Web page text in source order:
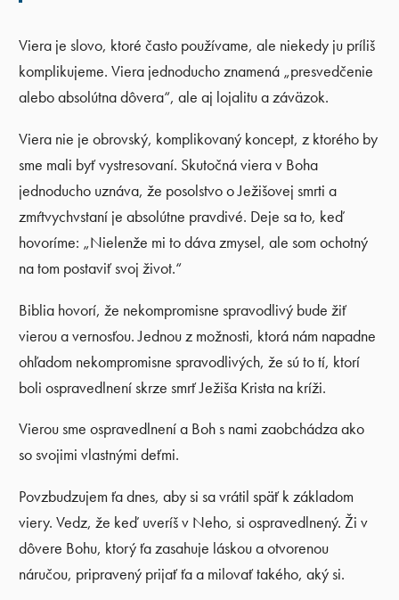
Viera je slovo, ktoré často používame, ale niekedy ju príliš
komplikujeme. Viera jednoducho znamená „presvedčenie
alebo absolútna dôvera“, ale aj lojalitu a záväzok.
Viera nie je obrovský, komplikovaný koncept, z ktorého by
sme mali byť vystresovaní. Skutočná viera v Boha
jednoducho uznáva, že posolstvo o Ježišovej smrti a
zmŕtvychvstaní je absolútne pravdivé. Deje sa to, keď
hovoríme: „Nielenže mi to dáva zmysel, ale som ochotný
na tom postaviť svoj život.“
Biblia hovorí, že nekompromisne spravodlivý bude žiť
vierou a vernosťou. Jednou z možnosti, ktorá nám napadne
ohľadom nekompromisne spravodlivých, že sú to tí, ktorí
boli ospravedlnení skrze smrť Ježiša Krista na kríži.
Vierou sme ospravedlnení a Boh s nami zaobchádza ako
so svojimi vlastnými deťmi.
Povzbudzujem ťa dnes, aby si sa vrátil späť k základom
viery. Vedz, že keď uveríš v Neho, si ospravedlnený. Ži v
dôvere Bohu, ktorý ťa zasahuje láskou a otvorenou
náručou, pripravený prijať ťa a milovať takého, aký si.